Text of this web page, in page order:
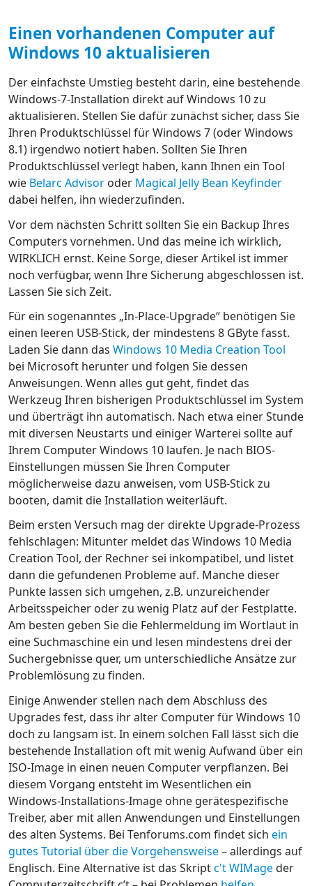
Einen vorhandenen Computer auf
Windows 10 aktualisieren
Der einfachste Umstieg besteht darin, eine bestehende
Windows-7-Installation direkt auf Windows 10 zu
aktualisieren. Stellen Sie dafür zunächst sicher, dass Sie
Ihren Produktschlüssel für Windows 7 (oder Windows
8.1) irgendwo notiert haben. Sollten Sie Ihren
Produktschlüssel verlegt haben, kann Ihnen ein Tool
wie Belarc Advisor oder Magical Jelly Bean Keyfinder
dabei helfen, ihn wiederzufinden.
Vor dem nächsten Schritt sollten Sie ein Backup Ihres
Computers vornehmen. Und das meine ich wirklich,
WIRKLICH ernst. Keine Sorge, dieser Artikel ist immer
noch verfügbar, wenn Ihre Sicherung abgeschlossen ist.
Lassen Sie sich Zeit.
Für ein sogenanntes „In-Place-Upgrade“ benötigen Sie
einen leeren USB-Stick, der mindestens 8 GByte fasst.
Laden Sie dann das Windows 10 Media Creation Tool
bei Microsoft herunter und folgen Sie dessen
Anweisungen. Wenn alles gut geht, findet das
Werkzeug Ihren bisherigen Produktschlüssel im System
und überträgt ihn automatisch. Nach etwa einer Stunde
mit diversen Neustarts und einiger Warterei sollte auf
Ihrem Computer Windows 10 laufen. Je nach BIOS-
Einstellungen müssen Sie Ihren Computer
möglicherweise dazu anweisen, vom USB-Stick zu
booten, damit die Installation weiterläuft.
Beim ersten Versuch mag der direkte Upgrade-Prozess
fehlschlagen: Mitunter meldet das Windows 10 Media
Creation Tool, der Rechner sei inkompatibel, und listet
dann die gefundenen Probleme auf. Manche dieser
Punkte lassen sich umgehen, z.B. unzureichender
Arbeitsspeicher oder zu wenig Platz auf der Festplatte.
Am besten geben Sie die Fehlermeldung im Wortlaut in
eine Suchmaschine ein und lesen mindestens drei der
Suchergebnisse quer, um unterschiedliche Ansätze zur
Problemlösung zu finden.
Einige Anwender stellen nach dem Abschluss des
Upgrades fest, dass ihr alter Computer für Windows 10
doch zu langsam ist. In einem solchen Fall lässt sich die
bestehende Installation oft mit wenig Aufwand über ein
ISO-Image in einen neuen Computer verpflanzen. Bei
diesem Vorgang entsteht im Wesentlichen ein
Windows-Installations-Image ohne gerätespezifische
Treiber, aber mit allen Anwendungen und Einstellungen
des alten Systems. Bei Tenforums.com findet sich ein
gutes Tutorial über die Vorgehensweise– allerdings auf
Englisch. Eine Alternative ist das Skriptc't WIMageder